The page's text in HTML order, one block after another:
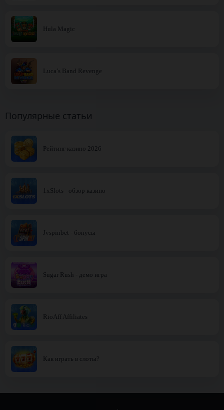
Hula Magic
Luca’s Band Revenge
Популярные статьи
Рейтинг казино 2026
1xSlots - обзор казино
Jvspinbet - бонусы
Sugar Rush - демо игра
RioAff Affiliates
Как играть в слоты?